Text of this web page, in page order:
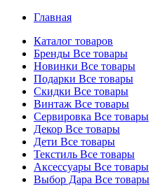
Главная
Каталог товаров
Бренды Все товары
Новинки Все товары
Подарки Все товары
Скидки Все товары
Винтаж Все товары
Сервировка Все товары
Декор Все товары
Дети Все товары
Текстиль Все товары
Аксессуары Все товары
Выбор Дара Все товары